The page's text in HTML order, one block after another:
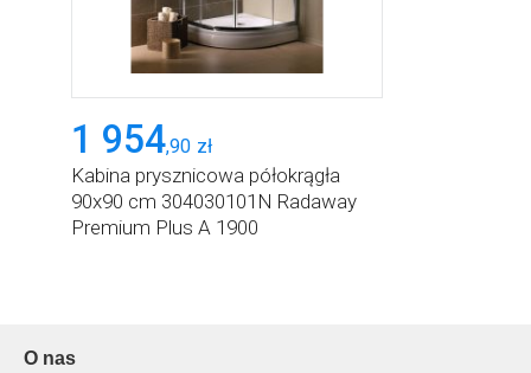
1 954,90 zł
Kabina prysznicowa półokrągła
90x90 cm 304030101N Radaway
Premium Plus A 1900
O nas